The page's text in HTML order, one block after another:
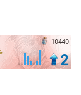
10440
2